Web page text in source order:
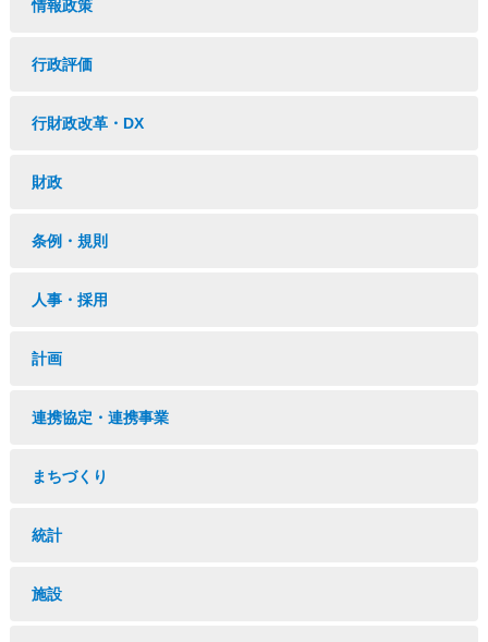
情報政策
行政評価
行財政改革・DX
財政
条例・規則
人事・採用
計画
連携協定・連携事業
まちづくり
統計
施設